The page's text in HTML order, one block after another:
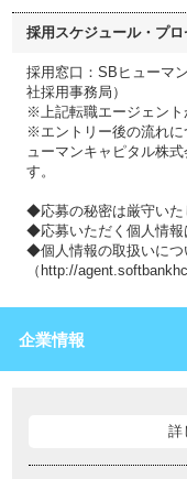
採用スケジュール・プロ
採用窓口：SBヒューマ
社採用事務局）
※上記転職エージェント
※エントリー後の流れに
ューマンキャピタル株
す。
◆応募の秘密は厳守いた
◆応募いただく個人情報
◆個人情報の取扱いにつ
（http://
企業情報
詳